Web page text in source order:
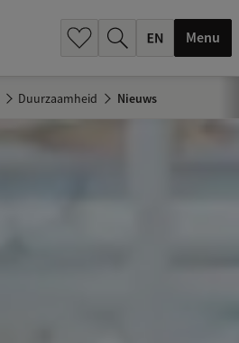
Menu
Duurzaamheid Nieuws